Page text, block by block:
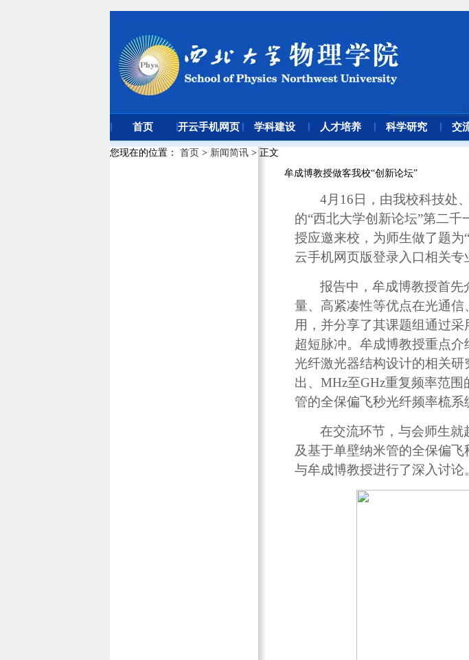
牟成博教授做客我校“创新论坛”
4月16日，由我校科技处
的“西北大学创新论坛”第二
授应邀来校，为师生做了题
云手机网页版登录入口相关专
报告中，牟成博教授首
量、高紧凑性等优点在光通
用，并分享了其课题组通过
超短脉冲。牟成博教授重点
光纤激光器结构设计的相关
出、 MHz至GHz重复频率范围
管的全保偏飞秒光纤频率梳系
在交流环节，与会师生就
及基于单壁纳米管的全保偏
与牟成博教授进行了深入讨论
您现在的位置 ： 首页 > 新闻简讯 > 正文
首页 开云手机网页
版登录入口
学科建设 人才培养 科学研究 交